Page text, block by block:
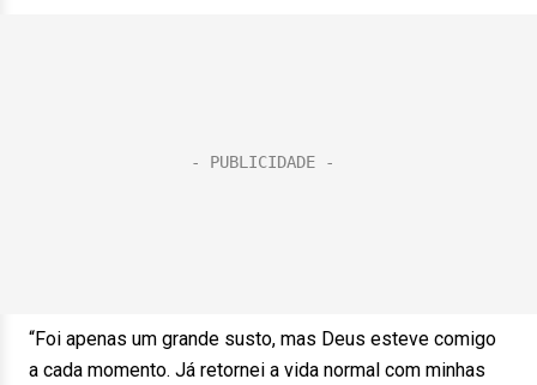
“Foi apenas um grande susto, mas Deus esteve comigo
a cada momento. Já retornei a vida normal com minhas